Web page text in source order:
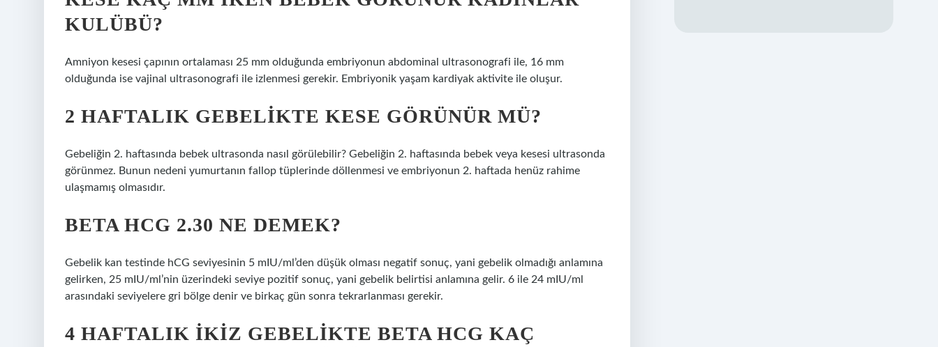
KULÜBÜ?
Amniyon kesesi çapının ortalaması 25 mm olduğunda embriyonun abdominal ultrasonografi ile, 16 mm
olduğunda ise vajinal ultrasonografi ile izlenmesi gerekir. Embriyonik yaşam kardiyak aktivite ile oluşur.
2 HAFTALIK GEBELIKTE KESE GÖRÜNÜR MÜ?
Gebeliğin 2. haftasında bebek ultrasonda nasıl görülebilir? Gebeliğin 2. haftasında bebek veya kesesi ultrasonda
görünmez. Bunun nedeni yumurtanın fallop tüplerinde döllenmesi ve embriyonun 2. haftada henüz rahime
ulaşmamış olmasıdır.
BETA HCG 2.30 NE DEMEK?
Gebelik kan testinde hCG seviyesinin 5 mIU/ml’den düşük olması negatif sonuç, yani gebelik olmadığı anlamına
gelirken, 25 mIU/ml’nin üzerindeki seviye pozitif sonuç, yani gebelik belirtisi anlamına gelir. 6 ile 24 mIU/ml
arasındaki seviyelere gri bölge denir ve birkaç gün sonra tekrarlanması gerekir.
4 HAFTALIK IKIZ GEBELIKTE BETA HCG KAÇ